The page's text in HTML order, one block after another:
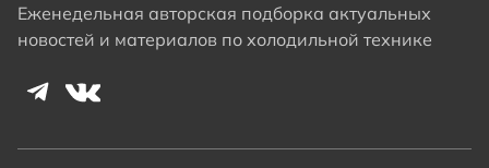
Еженедельная авторская подборка актуальных
новостей и материалов по холодильной технике